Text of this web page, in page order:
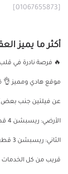
[01067655873]
أكثر ما يميز
🔥 فرصة نادرة في قلب
قريب من كل الخدمات